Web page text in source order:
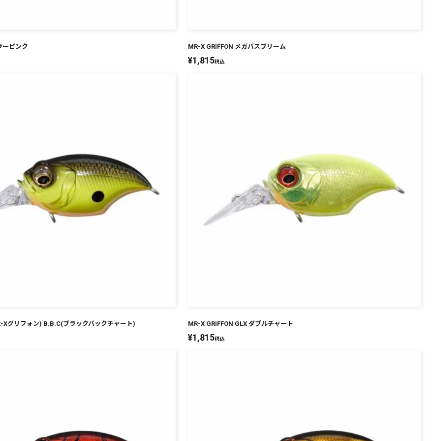
ーピンク MR-X GRIFFON メガバスブリーム
¥1,815税込
Xグリフォン) B.B.C(ブラックバックチャート) MR-X GRIFFON GLX ダブルチャート
¥1,815税込